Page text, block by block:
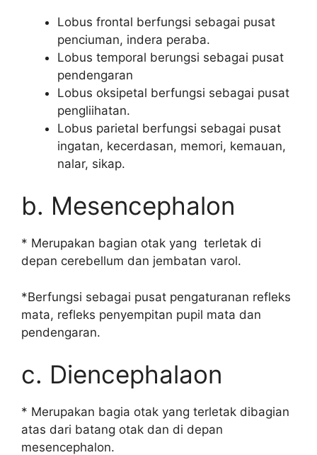
Lobus frontal berfungsi sebagai pusat
penciuman, indera peraba.
Lobus temporal berungsi sebagai pusat
pendengaran
Lobus oksipetal berfungsi sebagai pusat
pengliihatan.
Lobus parietal berfungsi sebagai pusat
ingatan, kecerdasan, memori, kemauan,
nalar, sikap.
b. Mesencephalon
* Merupakan bagian otak yang terletak di
depan cerebellum dan jembatan varol.
*Berfungsi sebagai pusat pengaturanan refleks
mata, refleks penyempitan pupil mata dan
pendengaran.
c. Diencephalaon
* Merupakan bagia otak yang terletak dibagian
atas dari batang otak dan di depan
mesencephalon.